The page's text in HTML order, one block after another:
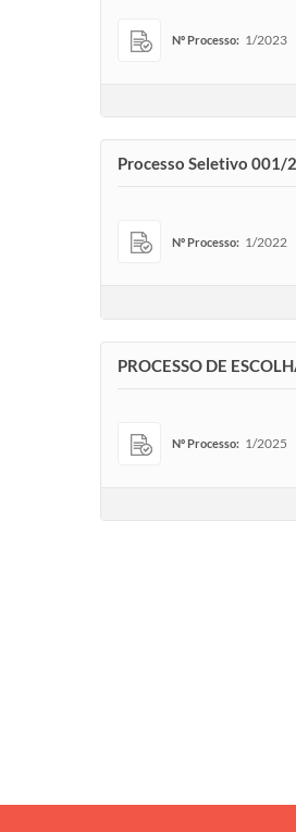
Nº Processo: 1/2023
Processo Seletivo 001/
Nº Processo: 1/2022
PROCESSO DE
Nº Processo: 1/2025